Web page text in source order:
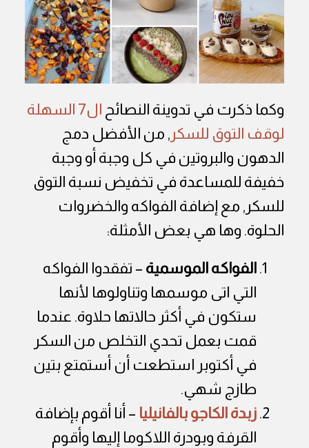
وكما ذكرت في تدوينة النصائح
ال7 السهلة
لوقف التوق للسكر , من الأفضل دمج
الدهون والبروتين في كل وجبة أو وجبة
خفيفة للمساعدة في تخفيض نسبة التوق
للسكر, مع إضافة الفواكه والخضروات
الحلوة. وها هي بعض الأمثلة:
الفواكه الموسمية – تفقدوا الفواكه
التي اتى موسمها وتناولوها لأنها
ستكون في أكثر حالاتها حلاوة. عندما
قمت بعمل تحدي التخلص من السكر
في أكتوبر استطعت أن أستمتع بتين
طازج شهي.
زبدة الكاجو بالفانيليا – أنا أقوم بإضافة
القرفة وبودرة اللاكوما إليها وأقوم